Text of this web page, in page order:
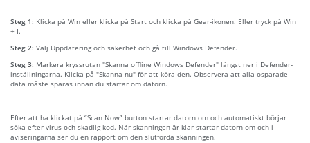
Steg 1: Klicka på Win eller klicka på Start och klicka på Gear-ikonen. Eller tryck på Win
+ I.
Steg 2: Välj Uppdatering och säkerhet och gå till Windows Defender.
Steg 3: Markera kryssrutan "Skanna offline Windows Defender" längst ner i Defender-
inställningarna. Klicka på "Skanna nu" för att köra den. Observera att alla osparade
data måste sparas innan du startar om datorn.
Efter att ha klickat på “Scan Now” burton startar datorn om och automatiskt börjar
söka efter virus och skadlig kod. När skanningen är klar startar datorn om och i
aviseringarna ser du en rapport om den slutförda skanningen.